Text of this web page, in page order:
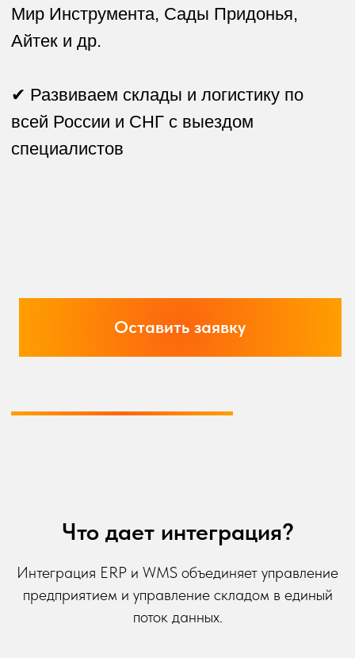
Что дает интеграция?
Интеграция ERP и WMS объединяет управление
предприятием и управление складом в единый
поток данных.